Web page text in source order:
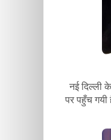
नई दिल्ली
पर पहुँच